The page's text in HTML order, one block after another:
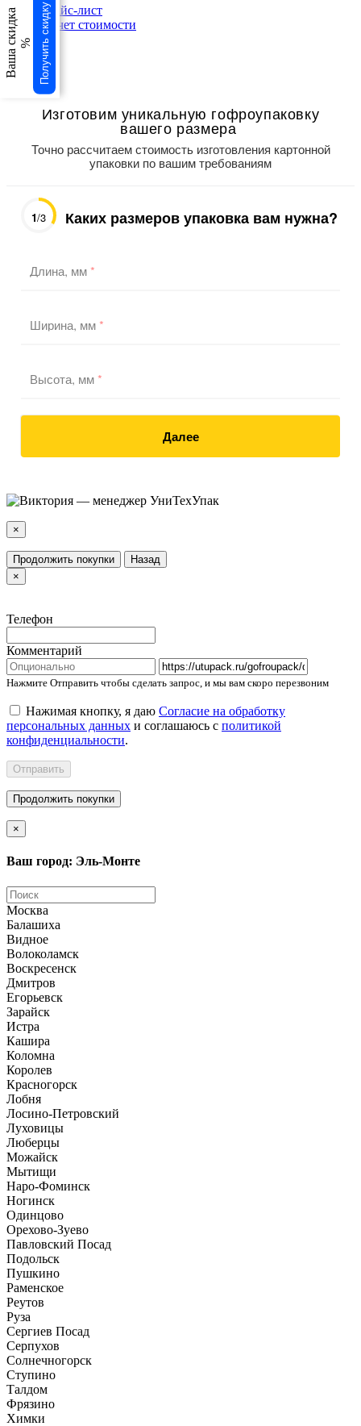
Прайс-лист
Расчет стоимости
свернуть
×
Изготовим уникальную гофроупаковку
вашего размера
Точно рассчитаем стоимость изготовления картонной
упаковки по вашим требованиям
1/3 Каких размеров упаковка вам нужна?
Длина, мм*
Ширина, мм*
Высота, мм*
Далее
×
Продолжить покупки
Назад
×
Телефон
Комментарий
Нажмите Отправить чтобы сделать запрос, и мы вам скоро перезвоним
Нажимая кнопку, я даю Согласие на обработку
персональных данных и соглашаюсь с политикой
конфиденциальности.
Отправить
Продолжить покупки
Ваша скидка % Получить скидку
×
Ваш город: Эль-Монте
Москва
Балашиха
Видное
Волоколамск
Воскресенск
Дмитров
Егорьевск
Зарайск
Истра
Кашира
Коломна
Королев
Красногорск
Лобня
Лосино-Петровский
Луховицы
Люберцы
Можайск
Мытищи
Наро-Фоминск
Ногинск
Одинцово
Орехово-Зуево
Павловский Посад
Подольск
Пушкино
Раменское
Реутов
Руза
Сергиев Посад
Серпухов
Солнечногорск
Ступино
Талдом
Фрязино
Химки